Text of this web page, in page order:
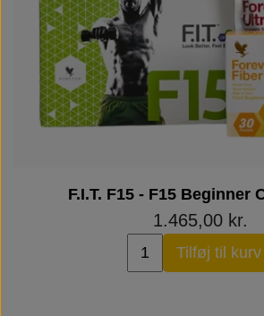
F.I.T. F15 - F15 Beginner
1.465,00 kr.
Tilføj til kurv